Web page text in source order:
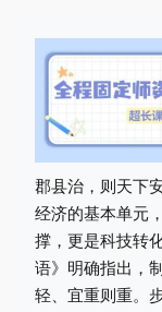
郡县治，则天下
经济的基本单元
撑，更是科技转
语》明确指出，
轻、宜重则重。